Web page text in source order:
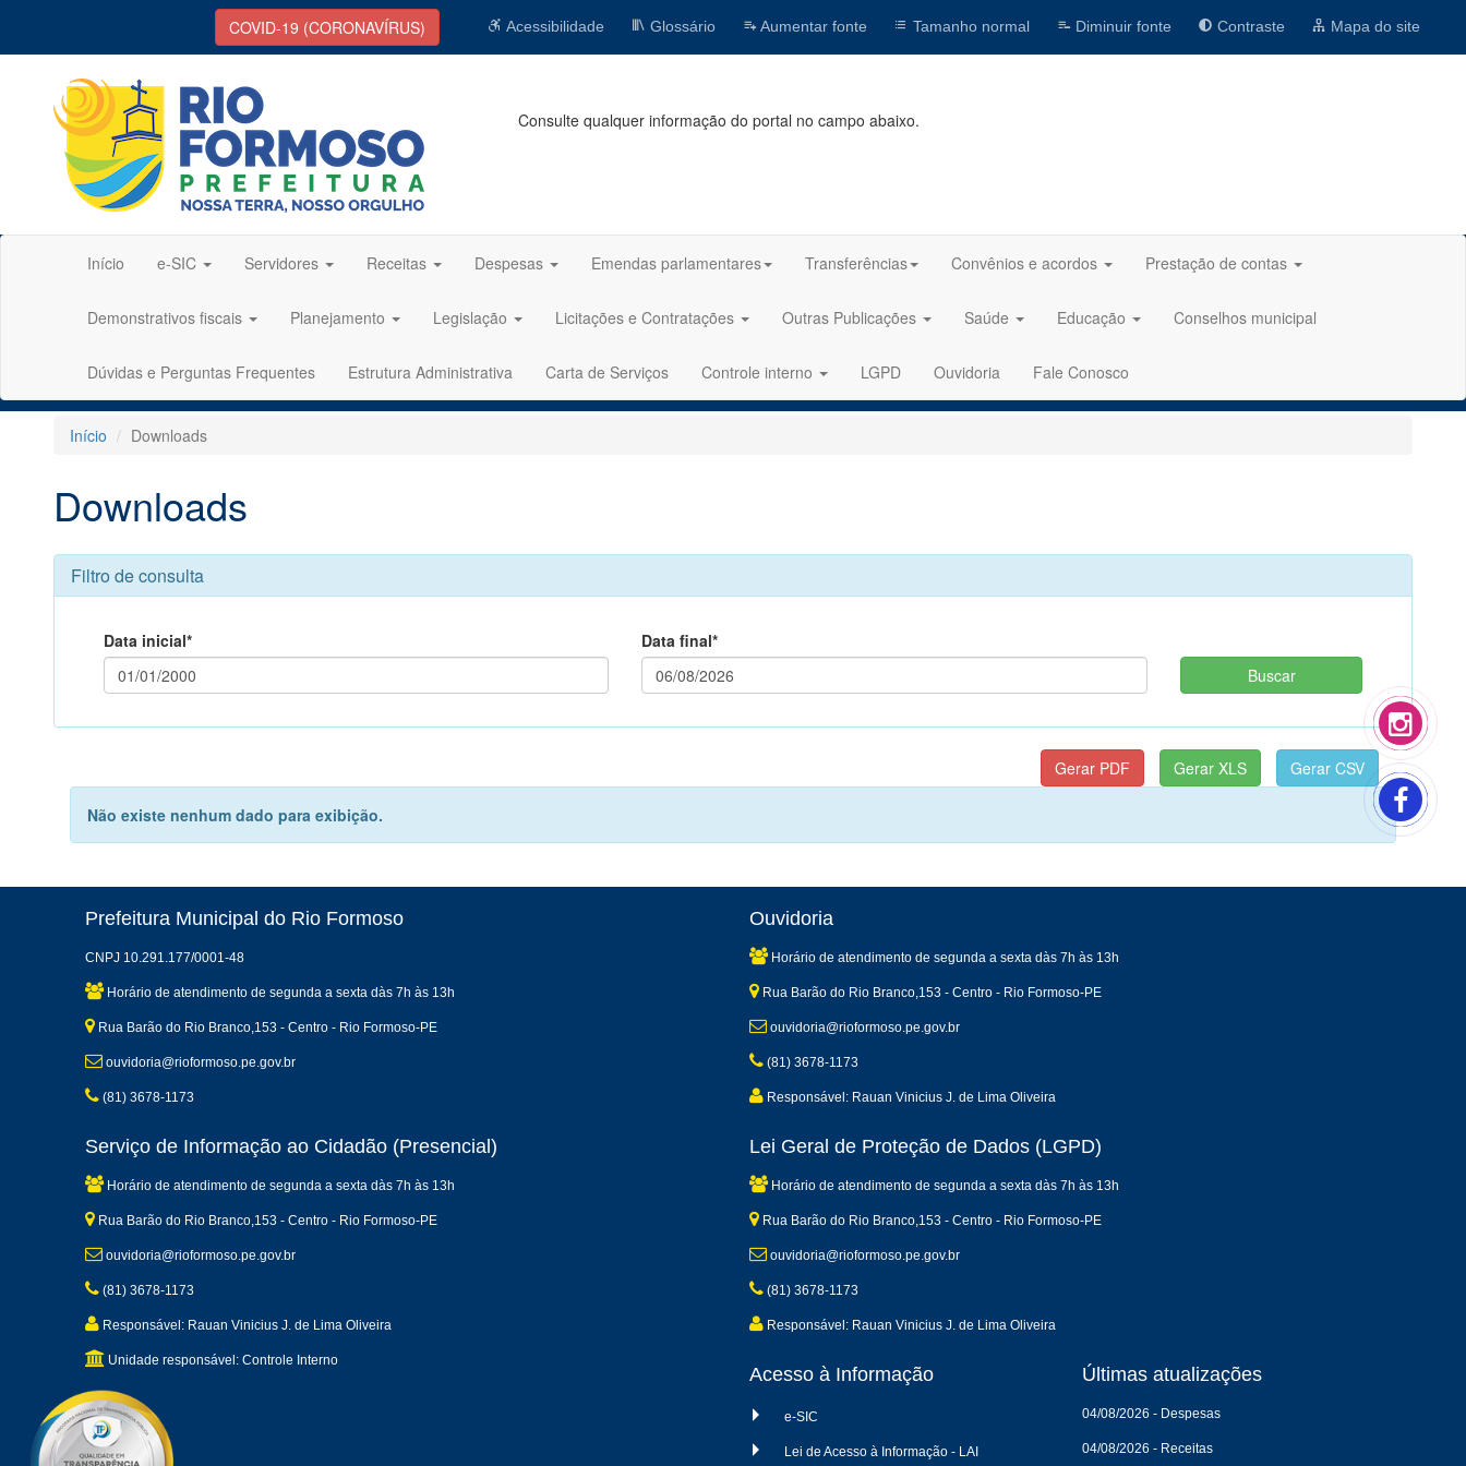
COVID-19 (CORONAVÍRUS) Acessibilidade Glossário Aumentar fonte Tamanho normal Diminuir fonte Contraste Mapa do site
Consulte qualquer informação do portal no campo abaixo.
Início e-SIC Servidores Receitas Despesas Emendas parlamentares Transferências Convênios e acordos Prestação de contas
Demonstrativos fiscais Planejamento Legislação Licitações e Contratações Outras Publicações Saúde Educação Conselhos municipal
Dúvidas e Perguntas Frequentes Estrutura Administrativa Carta de Serviços Controle interno LGPD Ouvidoria Fale Conosco
Início Downloads
Downloads
Filtro de consulta
Data inicial* Data final*
Não existe nenhum dado para exibição.
Prefeitura Municipal do Rio Formoso
CNPJ 10.291.177/0001-48
Horário de atendimento de segunda a sexta dàs 7h às 13h
Rua Barão do Rio Branco,153 - Centro - Rio Formoso-PE
ouvidoria@rioformoso.pe.gov.br
(81) 3678-1173
Ouvidoria
Horário de atendimento de segunda a sexta dàs 7h às 13h
Rua Barão do Rio Branco,153 - Centro - Rio Formoso-PE
ouvidoria@rioformoso.pe.gov.br
(81) 3678-1173
Responsável: Rauan Vinicius J. de Lima Oliveira
Serviço de Informação ao Cidadão (Presencial)
Horário de atendimento de segunda a sexta dàs 7h às 13h
Rua Barão do Rio Branco,153 - Centro - Rio Formoso-PE
ouvidoria@rioformoso.pe.gov.br
(81) 3678-1173
Responsável: Rauan Vinicius J. de Lima Oliveira
Unidade responsável: Controle Interno
Lei Geral de Proteção de Dados (LGPD)
Horário de atendimento de segunda a sexta dàs 7h às 13h
Rua Barão do Rio Branco,153 - Centro - Rio Formoso-PE
ouvidoria@rioformoso.pe.gov.br
(81) 3678-1173
Responsável: Rauan Vinicius J. de Lima Oliveira
Acesso à Informação
e-SIC
Lei de Acesso à Informação - LAI
Últimas atualizações
04/08/2026 - Despesas
04/08/2026 - Receitas